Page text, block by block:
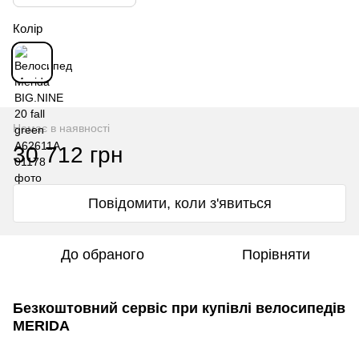
Колір
Немає в наявності
30 712 грн
Повідомити, коли з'явиться
До обраного Порівняти
Безкоштовний сервіс при купівлі велосипедів
MERIDA